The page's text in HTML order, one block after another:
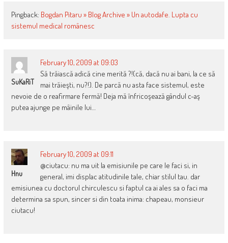
Pingback: Bogdan Pitaru » Blog Archive » Un autodafe. Lupta cu
sistemul medical românesc
SuKaRiT
February 10, 2009 at 09:03
Să trăiască adică cine merită ?!(că, dacă nu ai bani, la ce să
mai trăieşti, nu?!). De parcă nu asta face sistemul, este
nevoie de o reafirmare fermă! Deja mă înfricoşează gândul c-aş
putea ajunge pe mâinile lui…
Hnu
February 10, 2009 at 09:11
@ciutacu: nu ma uit la emisiunile pe care le faci si, in
general, imi displac atitudinile tale, chiar stilul tau. dar
emisiunea cu doctorul chirculescu si faptul ca ai ales sa o faci ma
determina sa spun, sincer si din toata inima: chapeau, monsieur
ciutacu!